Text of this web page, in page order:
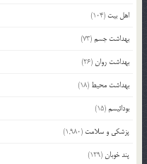
اهل بیت (104)
بهداشت جسم(73)
بهداشت روان(26)
بهداشت محیط (18)
بودائیسم(15)
پزشکی و سلامت (1,980)
پند خوبان(129)